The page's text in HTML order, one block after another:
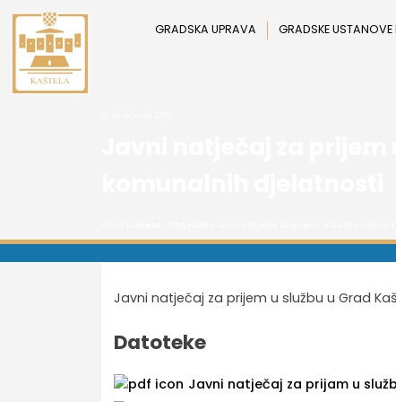
Preskoči
sadržaj
GRADSKA UPRAVA GRADSKE USTANOVE
Javni natječaj za prijem u službu u Grad
Datoteke
Javni natječaj za prijam u